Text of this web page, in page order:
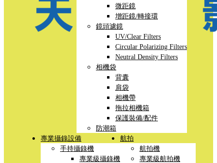
微距鏡
增距鏡/轉接環
鏡頭濾鏡
UV/Clear Filters
Circular Polarizing Filters
Neutral Density Filters
相機袋
背囊
肩袋
相機帶
拖拉相機箱
保護裝備/配件
防潮箱
專業攝錄設備
手持攝錄機
專業級攝錄機
航拍
航拍機
專業級航拍機